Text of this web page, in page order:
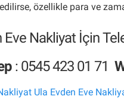
özellikle para ve
Eve Nakliyat İçin
: 0545 423 01 71
Ula Evden Eve